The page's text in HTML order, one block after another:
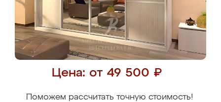
Цена: от 49 500 ₽
Поможем рассчитать точную стоимость!